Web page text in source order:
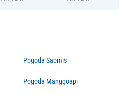
Pogoda Saomis
Pogoda Manggoapi